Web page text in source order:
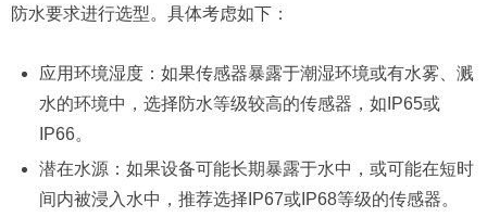
防水要求进行选型。具体考虑如下：
应用环境湿度：如果传感器暴露于潮湿环境或有水雾、溅
水的环境中，选择防水等级较高的传感器，如IP65或
IP66。
潜在水源：如果设备可能长期暴露于水中，或可能在短时
间内被浸入水中，推荐选择IP67或IP68等级的传感器。